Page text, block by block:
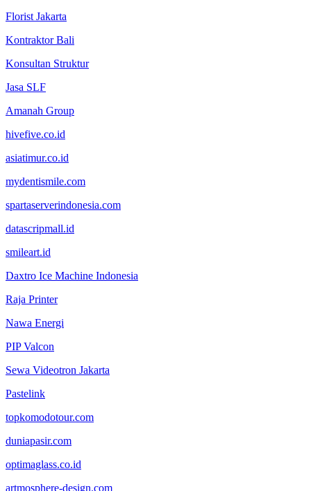
Florist Jakarta
Kontraktor Bali
Konsultan Struktur
Jasa SLF
Amanah Group
hivefive.co.id
asiatimur.co.id
mydentismile.com
spartaserverindonesia.com
datascripmall.id
smileart.id
Daxtro Ice Machine Indonesia
Raja Printer
Nawa Energi
PIP Valcon
Sewa Videotron Jakarta
Pastelink
topkomodotour.com
duniapasir.com
optimaglass.co.id
artmosphere-design.com